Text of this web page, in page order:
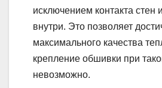
исключением контакта стен
внутри. Это позволяет
максимального качества
крепление обшивки при
невозможно.